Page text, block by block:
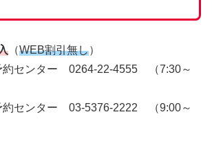
（WEB割引無し）
約センター 0264-22-4555 （7:30～
約センター 03-5376-2222 （9:00～